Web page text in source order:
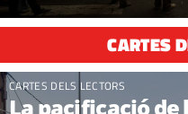
CARTES
CARTES DELS LECTORS
La pacificació